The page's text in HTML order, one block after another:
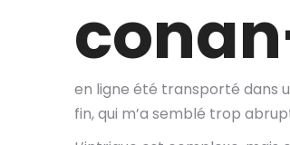
en ligne été transporté dans
fin, qui m’a semblé trop